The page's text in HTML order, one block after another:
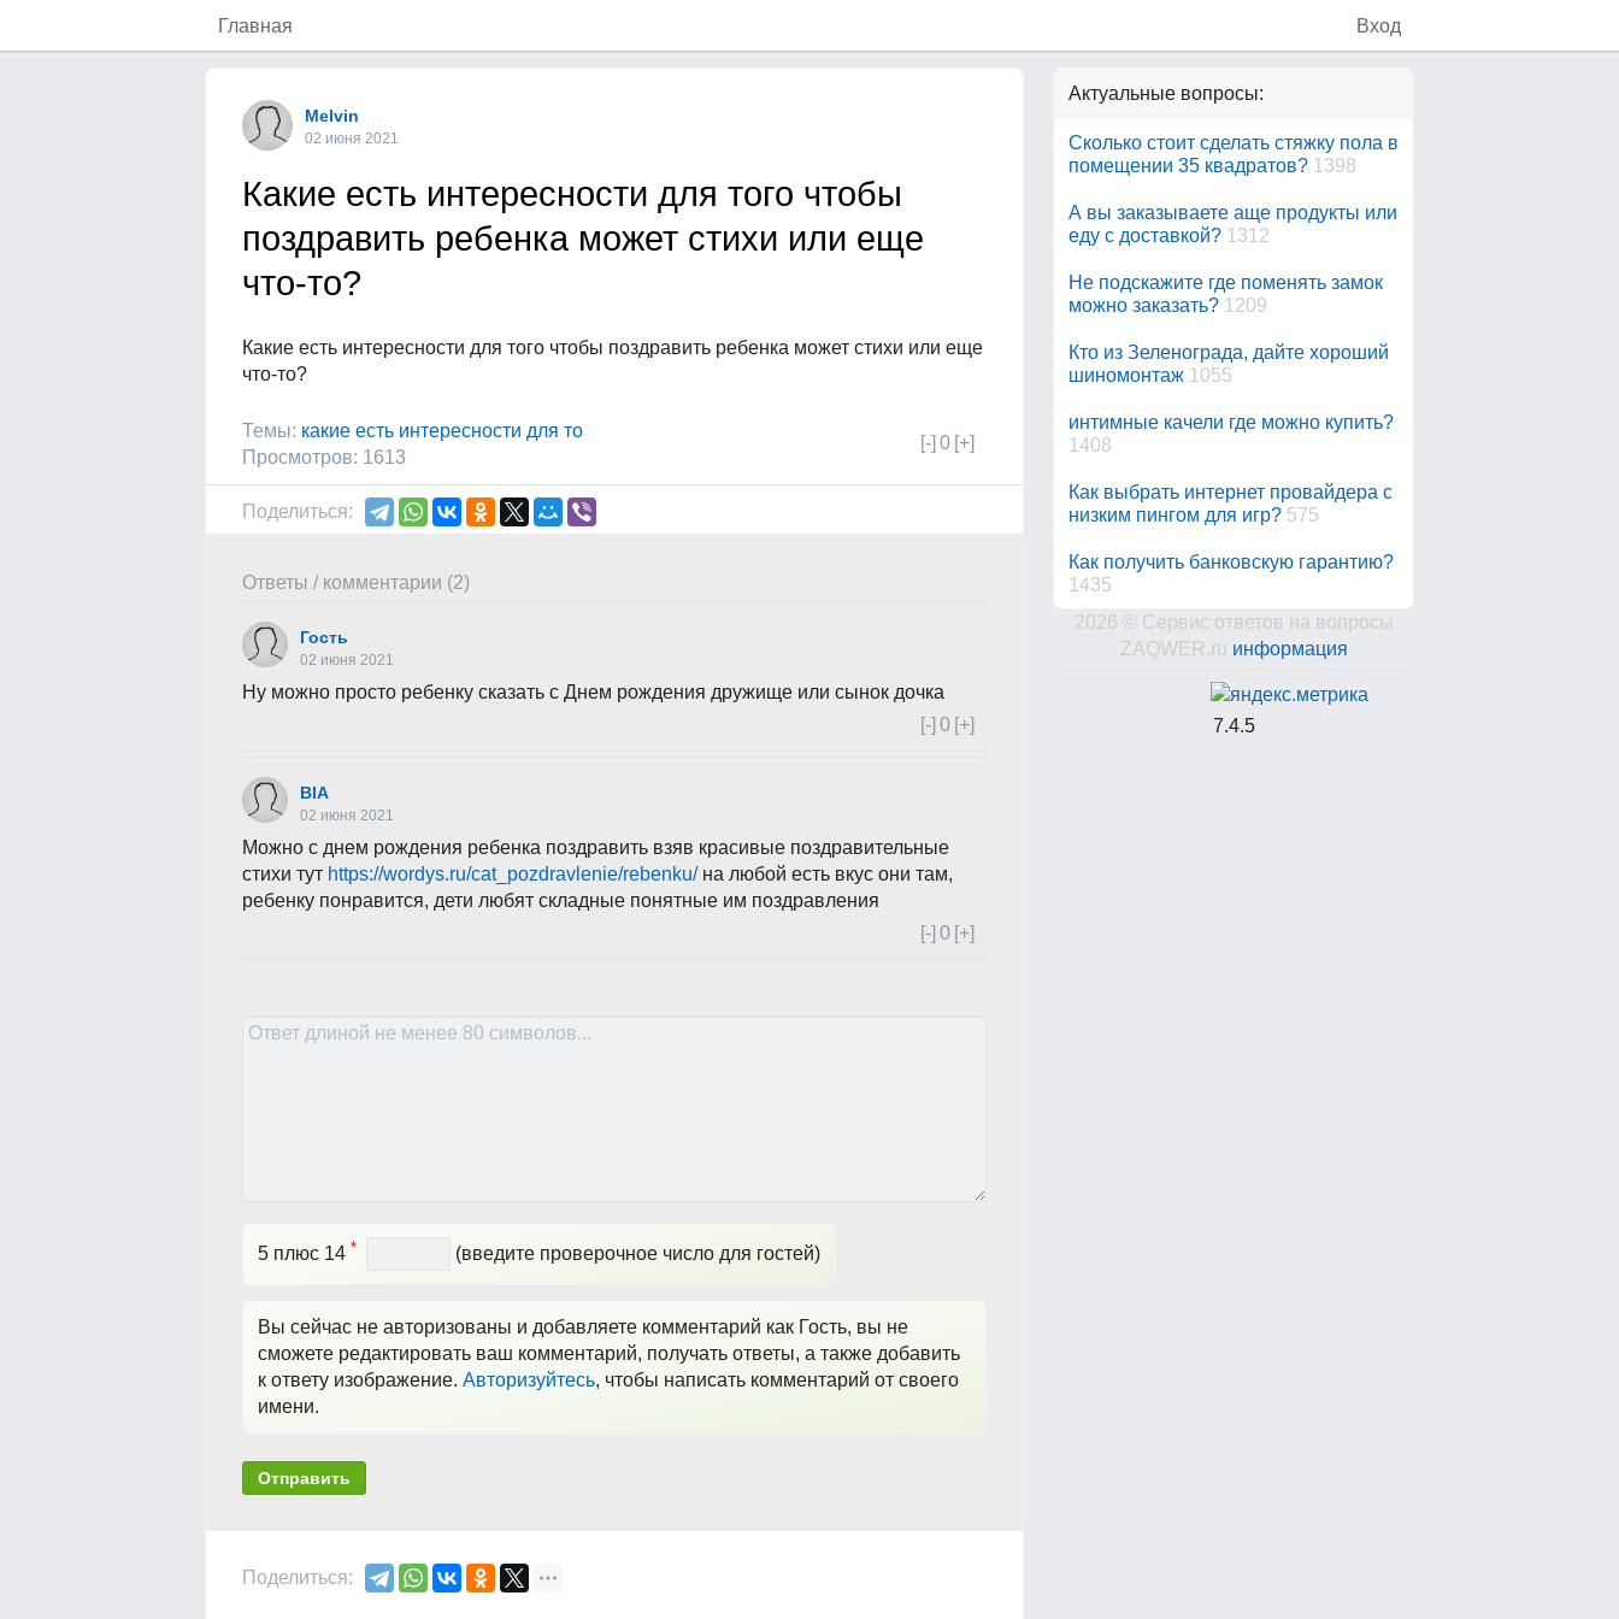
Главная Вход
Melvin
02 июня 2021
Какие есть интересности для того чтобы
поздравить ребенка может стихи или еще
что-то?
Какие есть интересности для того чтобы поздравить ребенка может стихи или еще
что-то?
[-] 0 [+]
Темы: какие есть интересности для то
Просмотров: 1613
Поделиться:
Ответы / комментарии (2)
Гость
02 июня 2021
Ну можно просто ребенку сказать с Днем рождения дружище или сынок дочка
[-] 0 [+]
BlA
02 июня 2021
Можно с днем рождения ребенка поздравить взяв красивые поздравительные
стихи тут https://wordys.ru/cat_pozdravlenie/rebenku/на любой есть вкус они там,
ребенку понравится, дети любят складные понятные им поздравления
[-] 0 [+]
5 плюс 14 * (введите проверочное число для гостей)
Вы сейчас не авторизованы и добавляете комментарий как Гость, вы не
сможете редактировать ваш комментарий, получать ответы, а также добавить
к ответу изображение. Авторизуйтесь, чтобы написать комментарий от своего
имени.
Отправить
Поделиться:
Актуальные вопросы:
Сколько стоит сделать стяжку пола в
помещении 35 квадратов? 1398
А вы заказываете аще продукты или
еду с доставкой? 1312
Не подскажите где поменять замок
можно заказать? 1209
Кто из Зеленограда, дайте хороший
шиномонтаж 1055
интимные качели где можно купить?
1408
Как выбрать интернет провайдера с
низким пингом для игр? 575
Как получить банковскую гарантию?
1435
2026 © Сервис ответов на вопросы
ZAQWER.ru информация
7.4.5